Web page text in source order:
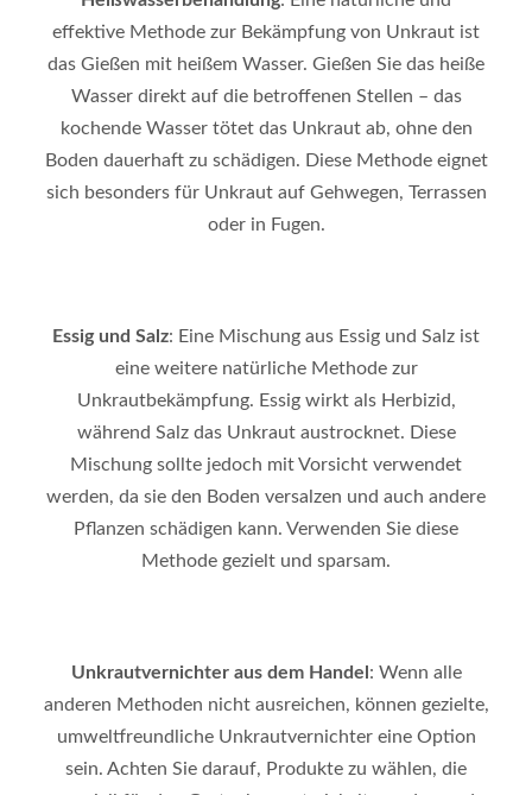
effektive Methode zur Bekämpfung von Unkraut ist
das Gießen mit heißem Wasser. Gießen Sie das heiße
Wasser direkt auf die betroffenen Stellen – das
kochende Wasser tötet das Unkraut ab, ohne den
Boden dauerhaft zu schädigen. Diese Methode eignet
sich besonders für Unkraut auf Gehwegen, Terrassen
oder in Fugen.
Essig und Salz: Eine Mischung aus Essig und Salz ist
eine weitere natürliche Methode zur
Unkrautbekämpfung. Essig wirkt als Herbizid,
während Salz das Unkraut austrocknet. Diese
Mischung sollte jedoch mit Vorsicht verwendet
werden, da sie den Boden versalzen und auch andere
Pflanzen schädigen kann. Verwenden Sie diese
Methode gezielt und sparsam.
Unkrautvernichter aus dem Handel : Wenn alle
anderen Methoden nicht ausreichen, können gezielte,
umweltfreundliche Unkrautvernichter eine Option
sein. Achten Sie darauf, Produkte zu wählen, die